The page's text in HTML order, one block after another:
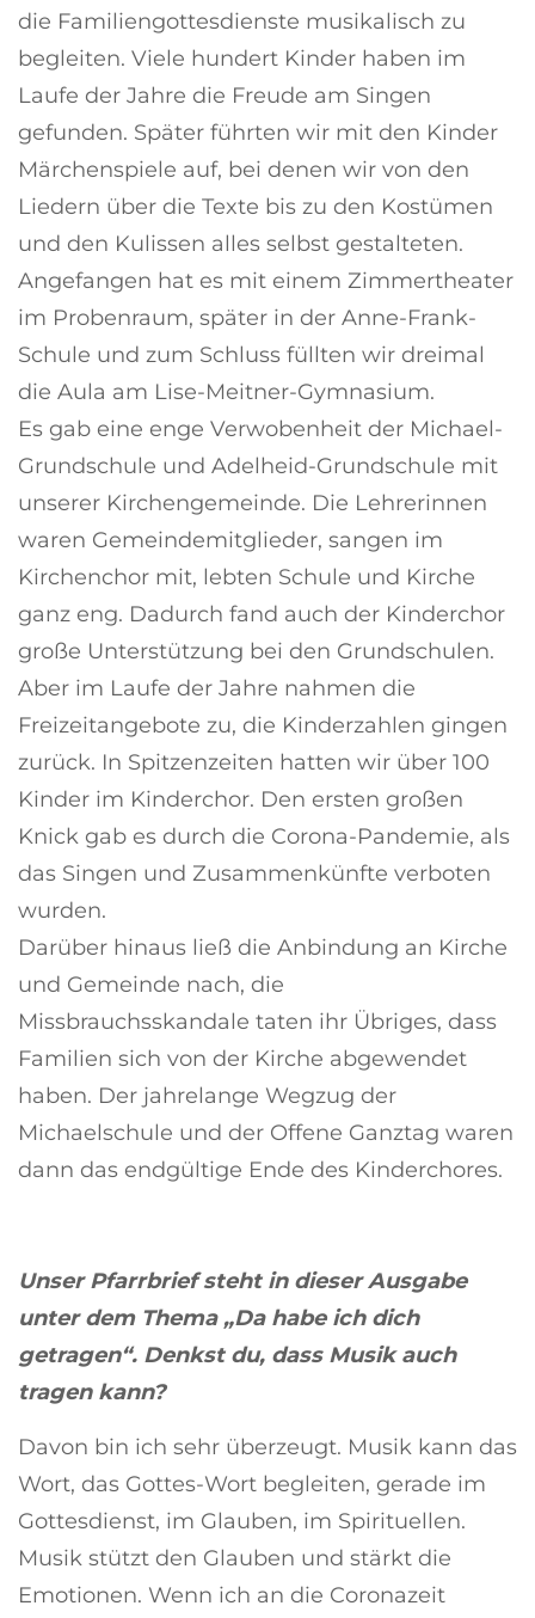
die Familiengottesdienste musikalisch zu
begleiten. Viele hundert Kinder haben im
Laufe der Jahre die Freude am Singen
gefunden. Später führten wir mit den Kinder
Märchenspiele auf, bei denen wir von den
Liedern über die Texte bis zu den Kostümen
und den Kulissen alles selbst gestalteten.
Angefangen hat es mit einem Zimmertheater
im Probenraum, später in der Anne-Frank-
Schule und zum Schluss füllten wir dreimal
die Aula am Lise-Meitner-Gymnasium.
Es gab eine enge Verwobenheit der Michael-
Grundschule und Adelheid-Grundschule mit
unserer Kirchengemeinde. Die Lehrerinnen
waren Gemeindemitglieder, sangen im
Kirchenchor mit, lebten Schule und Kirche
ganz eng. Dadurch fand auch der Kinderchor
große Unterstützung bei den Grundschulen.
Aber im Laufe der Jahre nahmen die
Freizeitangebote zu, die Kinderzahlen gingen
zurück. In Spitzenzeiten hatten wir über 100
Kinder im Kinderchor. Den ersten großen
Knick gab es durch die Corona-Pandemie, als
das Singen und Zusammenkünfte verboten
wurden.
Darüber hinaus ließ die Anbindung an Kirche
und Gemeinde nach, die
Missbrauchsskandale taten ihr Übriges, dass
Familien sich von der Kirche abgewendet
haben. Der jahrelange Wegzug der
Michaelschule und der Offene Ganztag waren
dann das endgültige Ende des Kinderchores.
Unser Pfarrbrief steht in dieser Ausgabe
unter dem Thema „Da habe ich dich
getragen“. Denkst du, dass Musik auch
tragen kann?
Davon bin ich sehr überzeugt. Musik kann das
Wort, das Gottes-Wort begleiten, gerade im
Gottesdienst, im Glauben, im Spirituellen.
Musik stützt den Glauben und stärkt die
Emotionen. Wenn ich an die Coronazeit